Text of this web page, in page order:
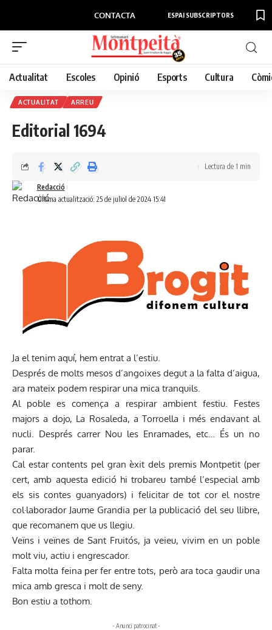
CONTACTA ESPAI SUBSCRIPTORS
Actualitat Escoles Opinió Esports Cultura
ACTUALITAT ARREU
Editorial 1694
Última actualització: 25 de juliol de 2024 15:41
Redacció
Lectura de 1 min
Ja el tenim aquí, hem entrat a l’estiu.
Després de molts mesos d’angoixes degut a la falta d’aigua,
ara mateix podem respirar una mica tranquils.
Al poble es comença a respirar ambient festiu. Festes
majors a dojo, La Rosaleda, a Torroella i més endavant al
nucli. Després carrer Nou les Enramades, etc… És un no
parar.
Cal estar contents pel gran èxit dels premis Montpetit (per
cert, amb aquesta edició hi trobareu també l’especial amb
els sis contes guanyadors) i felicitar de tot cor el nostre
col·laborador Jaume Grandia per la publicació del seu llibre,
que recomanem que us llegiu.
Veïns i veïnes de Sant Fruitós, ja veieu, vivim en un poble
molt viu, actiu i engrescador.
Falta molta feina per fer entre tots, però ara toca gaudir una
mica amb gresca i molt de seny.
Bon estiu a tothom.
- Anunci patrocinat -